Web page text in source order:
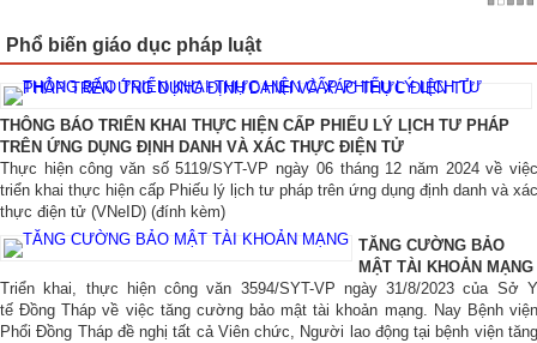
ĐĂNG KÝ KHÁM ▼
Hình ảnh ▼
Liên hệ ▼
Phổ biến giáo dục pháp luật
THÔNG BÁO TRIỂN KHAI THỰC HIỆN CẤP PHIẾU LÝ LỊCH TƯ PHÁP
TRÊN ỨNG DỤNG ĐỊNH DANH VÀ XÁC THỰC ĐIỆN TỬ
Thực hiện công văn số 5119/SYT-VP ngày 06 tháng 12 năm 2024 về việc
triển khai thực hiện cấp Phiếu lý lịch tư pháp trên ứng dụng định danh và xác
thực điện tử (VNeID) (đính kèm)
TĂNG CƯỜNG BẢO
MẬT TÀI KHOẢN MẠNG
Triển khai, thực hiện công văn 3594/SYT-VP ngày 31/8/2023 của Sở Y
tế Đồng Tháp về việc tăng cường bảo mật tài khoản mạng. Nay Bệnh viện
Phổi Đồng Tháp đề nghị tất cả Viên chức, Người lao động tại bệnh viện tăng